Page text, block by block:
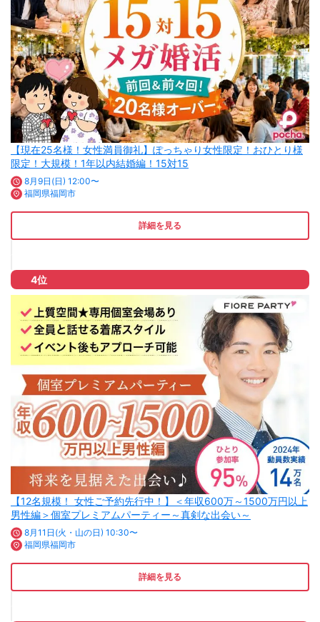
【現在25名様！女性満員御礼】ぽっちゃり女性限定！おひとり様
限定！大規模！1年以内結婚編！15対15
8月9日(日) 12:00〜
福岡県福岡市
詳細を見る
4位
【12名規模！ 女性ご予約先行中！】＜年収600万～1500万円以上
男性編＞個室プレミアムパーティー～真剣な出会い～
8月11日(火・山の日) 10:30〜
福岡県福岡市
詳細を見る